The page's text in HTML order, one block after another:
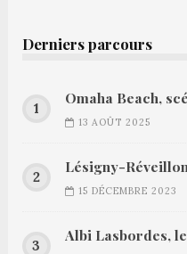
Derniers parcours
Omaha Beach,
13 AOÛT 2025
Lésigny-
15 DÉCEMBRE 2023
Albi Lasbordes,